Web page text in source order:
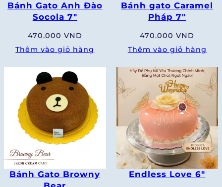
Bánh Gato Anh Đào
Socola 7″
470.000 VND
Thêm vào giỏ hàng
Bánh gato Caramel
Pháp 7″
470.000VND
Thêm vào giỏ hàng
Bánh Gato Browny
Endless Love 6″